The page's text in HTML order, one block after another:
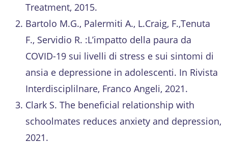
Treatment, 2015.
Bartolo M.G., Palermiti A., L.Craig, F.,Tenuta
F., Servidio R. :L’impatto della paura da
COVID-19 sui livelli di stress e sui sintomi di
ansia e depressione in adolescenti. In Rivista
Interdisciplilnare, Franco Angeli, 2021.
Clark S. The beneficial relationship with
schoolmates reduces anxiety and depression,
2021.